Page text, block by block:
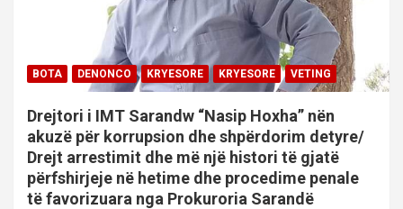
BOTA DENONCO KRYESORE KRYESORE VETING
Drejtori i IMT Sarandw “Nasip Hoxha” nën
akuzë për korrupsion dhe shpërdorim detyre/
Drejt arrestimit dhe më një histori të gjatë
përfshirjeje në hetime dhe procedime penale
të favorizuara nga Prokuroria Sarandë